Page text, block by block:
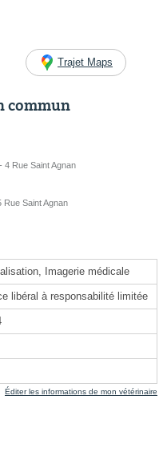
Trajet Maps
commun
4 Rue Saint Agnan
Saint Agnan
Imagerie médicale
libéral à responsabilité limitée
Éditer les informations de mon vétérinaire